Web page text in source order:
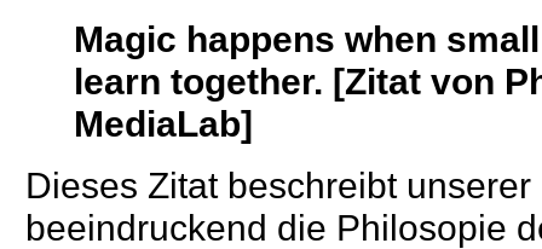
Magic happens when
learn together. [Zitat von
MediaLab]
Dieses Zitat beschreibt
beeindruckend die Philosopie